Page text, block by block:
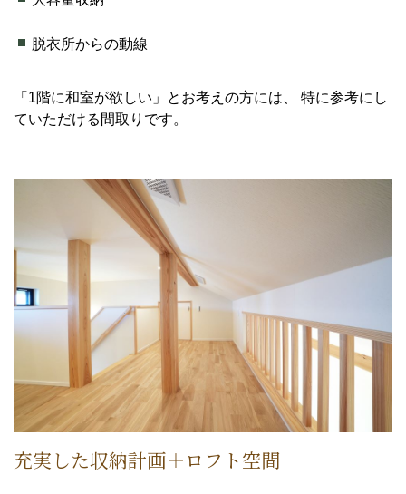
脱衣所からの動線
「1階に和室が欲しい」とお考えの方には、 特に参考にし
ていただける間取りです。
充実した収納計画＋ロフト空間